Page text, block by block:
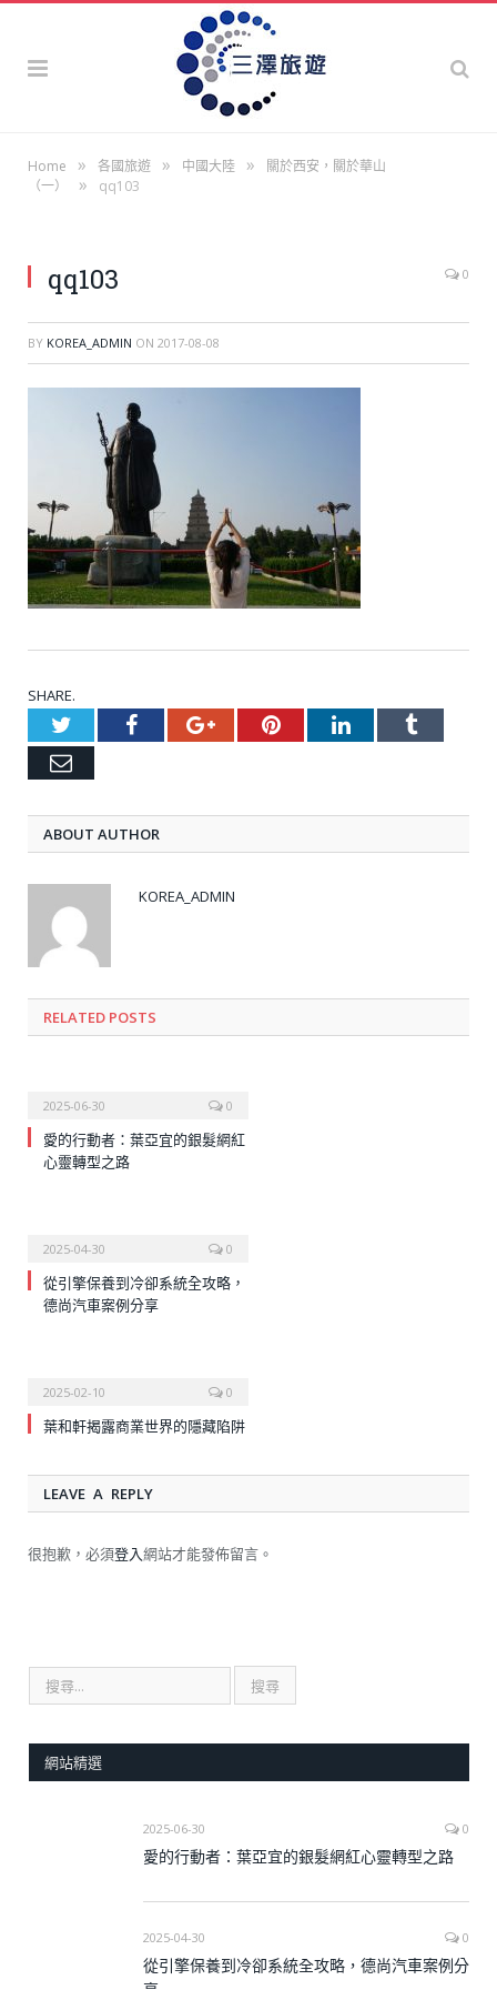
Home » 各國旅遊 » 中國大陸 »
關於西安，關於華山
（一）
» qq103
qq103 0
BY KOREA_ADMIN ON 2017-08-08
SHARE.
TwitterFacebookGoogle+PinterestLinkedInTumblr
Email
ABOUT AUTHOR
KOREA_ADMIN
RELATED POSTS
2025-06-30 0
愛的行動者：葉亞宜的銀髮網紅
心靈轉型之路
2025-04-30 0
從引擎保養到冷卻系統全攻略，
德尚汽車案例分享
2025-02-10 0
葉和軒揭露商業世界的隱藏陷阱
LEAVE A REPLY
很抱歉，必須登入網站才能發佈留言。
網站精選
2025-06-30 0
愛的行動者：葉亞宜的銀髮網紅心靈轉型之路
2025-04-30 0
從引擎保養到冷卻系統全攻略，德尚汽車案例分